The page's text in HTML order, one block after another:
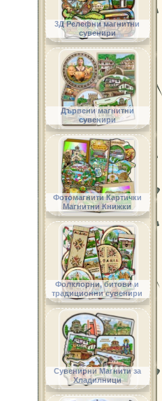
3Д Релефни магнитни
сувенири
Дървени магнитни
сувенири
Фотомагнити Картички
Магнитни Книжки
Фолклорни, битови и
традиционни сувенири
Сувенирни Магнити за
Хладилници